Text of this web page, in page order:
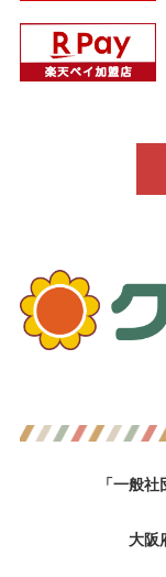
「一般
大阪